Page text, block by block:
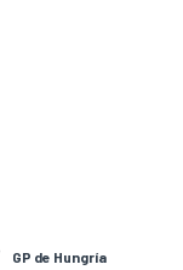
GP de Hungría